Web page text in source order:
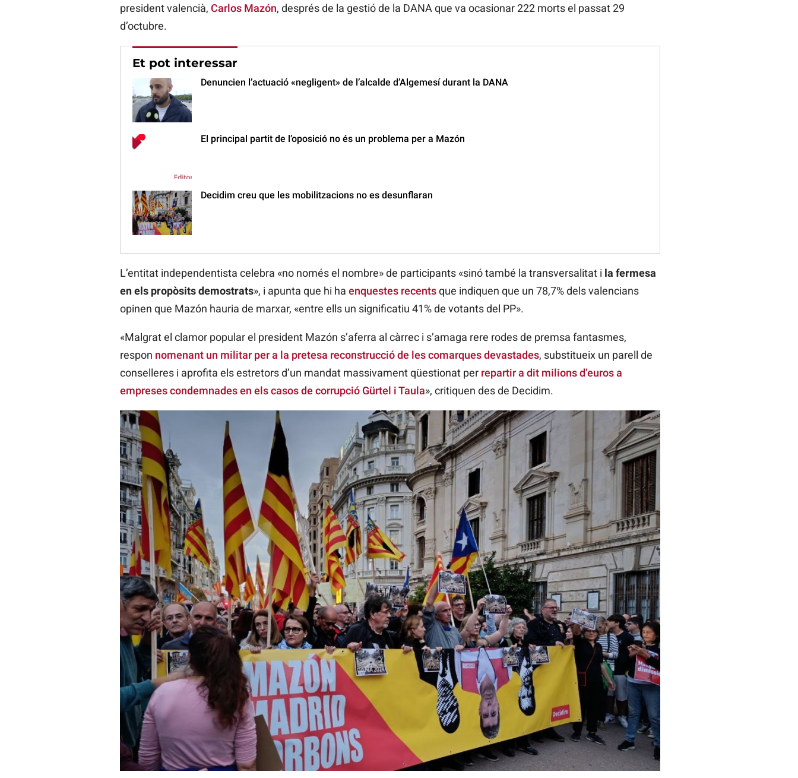
president valencià, Carlos Mazón, després de la gestió de la DANA que va ocasionar 222 morts el passat 29
d’octubre.
Et pot interessar
Denuncien l’actuació «negligent» de l’alcalde d’Algemesí durant la DANA
El principal partit de l’oposició no és un problema per a Mazón
Decidim creu que les mobilitzacions no es desunflaran
L’entitat independentista celebra «no només el nombre» de participants «sinó també la transversalitat i la fermesa
en els propòsits demostrats», i apunta que hi ha enquestes recentsque indiquen que un 78,7% dels valencians
opinen que Mazón hauria de marxar, «entre ells un significatiu 41% de votants del PP».
«Malgrat el clamor popular el president Mazón s’aferra al càrrec i s’amaga rere rodes de premsa fantasmes,
respon nomenant un militar per a la pretesa reconstrucció de les comarques devastades, substitueix un parell de
conselleres i aprofita els estretors d’un mandat massivament qüestionat per repartir a dit milions d’euros a
empreses condemnades en els casos de corrupció Gürtel i Taula», critiquen des de Decidim.